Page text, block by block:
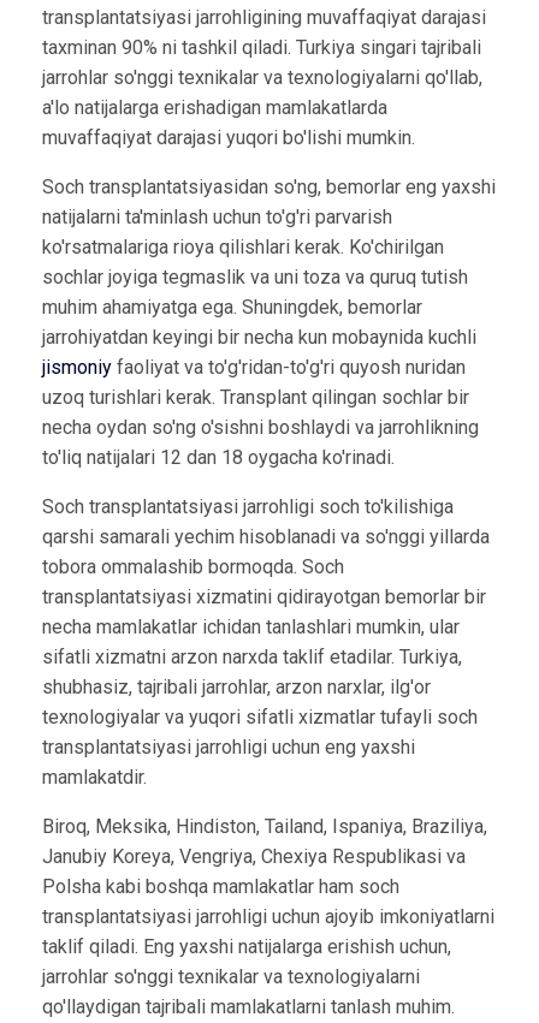
transplantatsiyasi jarrohligining muvaffaqiyat darajasi
taxminan 90% ni tashkil qiladi. Turkiya singari tajribali
jarrohlar so'nggi texnikalar va texnologiyalarni qo'llab,
a'lo natijalarga erishadigan mamlakatlarda
muvaffaqiyat darajasi yuqori bo'lishi mumkin.
Soch transplantatsiyasidan so'ng, bemorlar eng yaxshi
natijalarni ta'minlash uchun to'g'ri parvarish
ko'rsatmalariga rioya qilishlari kerak. Ko'chirilgan
sochlar joyiga tegmaslik va uni toza va quruq tutish
muhim ahamiyatga ega. Shuningdek, bemorlar
jarrohiyatdan keyingi bir necha kun mobaynida kuchli
jismoniy faoliyat va to'g'ridan-to'g'ri quyosh nuridan
uzoq turishlari kerak. Transplant qilingan sochlar bir
necha oydan so'ng o'sishni boshlaydi va jarrohlikning
to'liq natijalari 12 dan 18 oygacha ko'rinadi.
Soch transplantatsiyasi jarrohligi soch to'kilishiga
qarshi samarali yechim hisoblanadi va so'nggi yillarda
tobora ommalashib bormoqda. Soch
transplantatsiyasi xizmatini qidirayotgan bemorlar bir
necha mamlakatlar ichidan tanlashlari mumkin, ular
sifatli xizmatni arzon narxda taklif etadilar. Turkiya,
shubhasiz, tajribali jarrohlar, arzon narxlar, ilg'or
texnologiyalar va yuqori sifatli xizmatlar tufayli soch
transplantatsiyasi jarrohligi uchun eng yaxshi
mamlakatdir.
Biroq, Meksika, Hindiston, Tailand, Ispaniya, Braziliya,
Janubiy Koreya, Vengriya, Chexiya Respublikasi va
Polsha kabi boshqa mamlakatlar ham soch
transplantatsiyasi jarrohligi uchun ajoyib imkoniyatlarni
taklif qiladi. Eng yaxshi natijalarga erishish uchun,
jarrohlar so'nggi texnikalar va texnologiyalarni
qo'llaydigan tajribali mamlakatlarni tanlash muhim.